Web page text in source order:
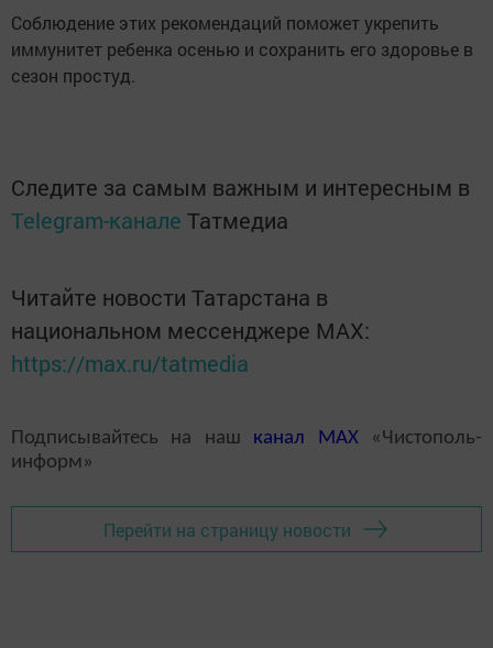
Соблюдение этих рекомендаций поможет укрепить
иммунитет ребенка осенью и сохранить его здоровье в
сезон простуд.
Следите за самым важным и интересным в
Telegram-канале Татмедиа
Читайте новости Татарстана в
национальном мессенджере MАХ:
https://max.ru/tatmedia
Подписывайтесь на наш канал MAX«Чистополь-
информ»
Перейти на страницу новости